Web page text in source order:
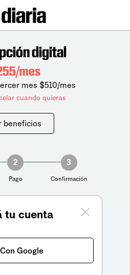
digital
mes
mes $510/mes
cuando quieras
beneficios
2
Pago
3
Confirmación
tu cuenta
Con Google